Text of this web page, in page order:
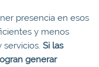
presencia en esos
y menos
Si las
generar